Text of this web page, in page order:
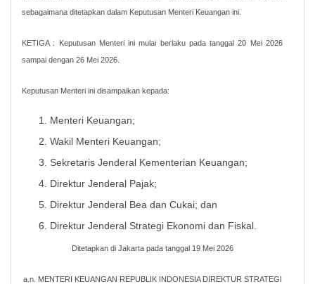
sebagaimana ditetapkan dalam Keputusan Menteri Keuangan ini.
KETIGA : Keputusan Menteri ini mulai berlaku pada tanggal 20 Mei 2026
sampai dengan 26 Mei 2026.
Keputusan Menteri ini disampaikan kepada:
Menteri Keuangan;
Wakil Menteri Keuangan;
Sekretaris Jenderal Kementerian Keuangan;
Direktur Jenderal Pajak;
Direktur Jenderal Bea dan Cukai; dan
Direktur Jenderal Strategi Ekonomi dan Fiskal.
Ditetapkan di Jakarta pada tanggal 19 Mei 2026
a.n. MENTERI KEUANGAN REPUBLIK INDONESIA DIREKTUR STRATEGI